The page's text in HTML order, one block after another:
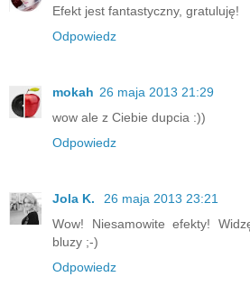
Efekt jest fantastyczny, gratuluję!
Odpowiedz
mokah 26 maja 2013 21:29
wow ale z Ciebie dupcia :))
Odpowiedz
Jola K.
26 maja 2013 23:21
Wow! Niesamowite efekty!
bluzy ;-)
Odpowiedz